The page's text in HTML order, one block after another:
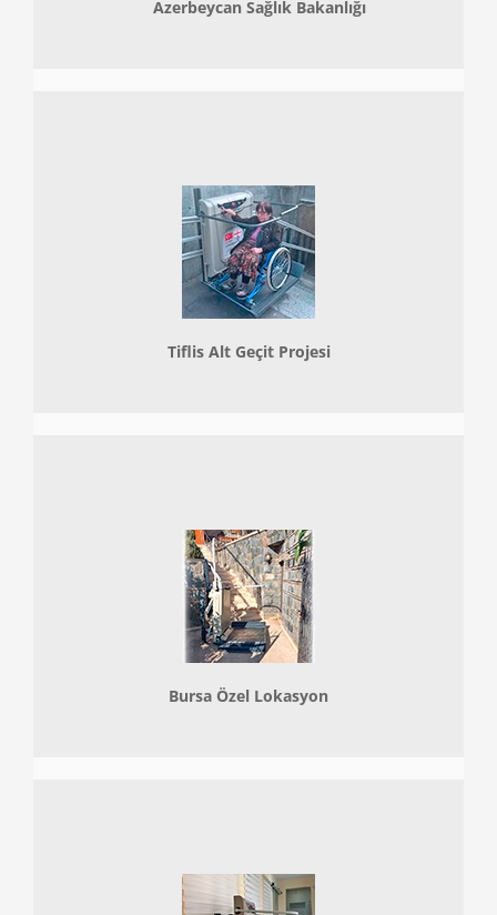
Azerbeycan Sağlık Bakanlığı
Tiflis Alt Geçit Projesi
Bursa Özel Lokasyon